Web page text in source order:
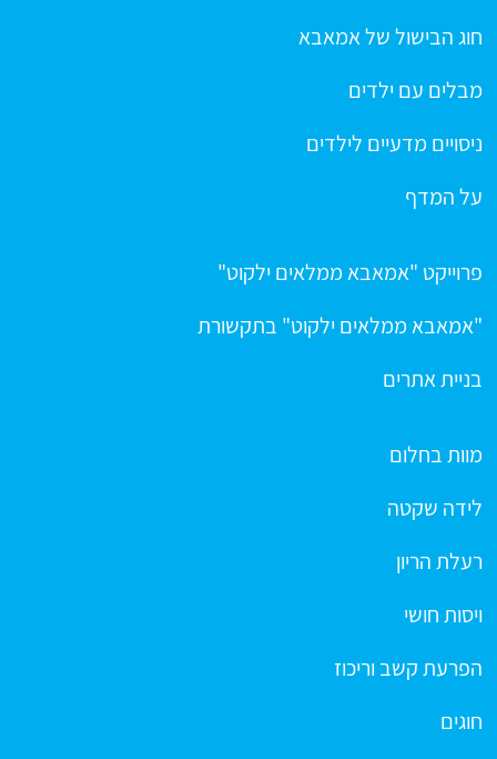
חוג הבישול של אמאבא
מבלים עם ילדים
ניסויים מדעיים לילדים
על המדף
פרוייקט "אמאבא ממלאים ילקוט"
"אמאבא ממלאים ילקוט" בתקשורת
בניית אתרים
מוות בחלום
לידה שקטה
רעלת הריון
ויסות חושי
הפרעת קשב וריכוז
חוגים